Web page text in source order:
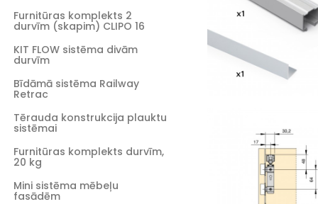
Furnitūras komplekts 2
durvīm (skapim) CLIPO 16
KIT FLOW sistēma divām
durvīm
Bīdāmā sistēma Railway
Retrac
Tērauda konstrukcija plauktu
sistēmai
Furnitūras komplekts durvīm,
20 kg
Mini sistēma mēbeļu
fasādēm